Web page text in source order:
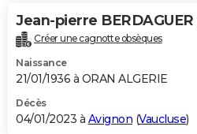
Jean-pierre BERDAGUER
Créer une cagnotte obsèques
Naissance
21/01/1936 à ORAN ALGERIE
Décès
04/01/2023 à Avignon (Vaucluse)